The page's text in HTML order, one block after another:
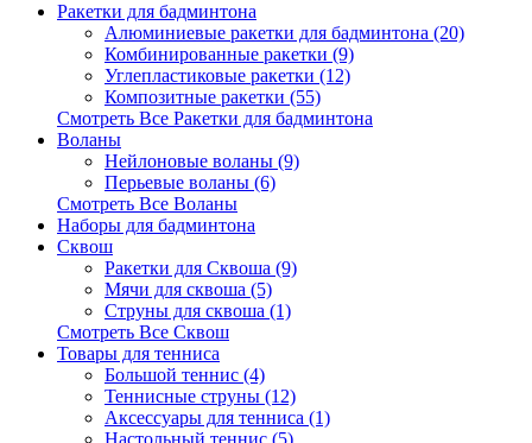
Ракетки для бадминтона
Алюминиевые ракетки для бадминтона (20)
Комбинированные ракетки (9)
Углепластиковые ракетки (12)
Композитные ракетки (55)
Смотреть Все Ракетки для бадминтона
Воланы
Нейлоновые воланы (9)
Перьевые воланы (6)
Смотреть Все Воланы
Наборы для бадминтона
Сквош
Ракетки для Сквоша (9)
Мячи для сквоша (5)
Cтруны для сквоша (1)
Смотреть Все Сквош
Товары для тенниса
Большой теннис (4)
Теннисные струны (12)
Аксессуары для тенниса (1)
Настольный теннис (5)